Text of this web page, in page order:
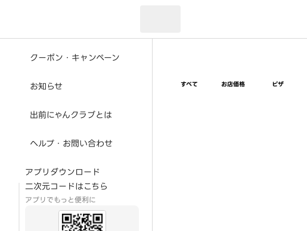
クーポン・キャンペーン
お知らせ
出前にゃんクラブとは
ヘルプ・お問い合わせ
アプリダウンロード
二次元コードはこちら
アプリでもっと便利に
すべて お店価格 ピザ